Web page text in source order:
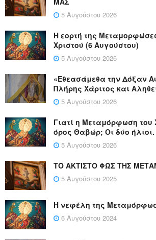
5 Αυγούστου 2026
Η εορτή της
Χριστού (6 Αυγούστου)
5 Αυγούστου 2026
«Εθεασάμεθα την Δόξαν
Πλήρης Χάριτος και
5 Αυγούστου 2026
Γιατί η Μεταμόρφωση του
όρος Θαβώρ; Οι δύο ήλιοι.
5 Αυγούστου 2026
ΤΟ ΑΚΤΙΣΤΟ ΦΩΣ ΤΗΣ
5 Αυγούστου 2025
Η νεφέλη της
6 Αυγούστου 2024